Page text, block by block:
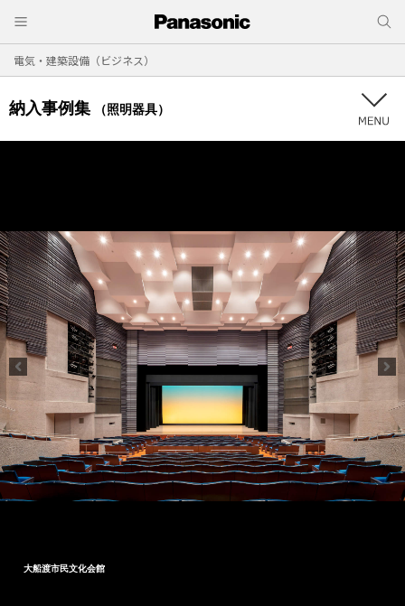
電気・建築設備（ビジネス）
納入事例集 （照明器具）
大船渡市民文化会館